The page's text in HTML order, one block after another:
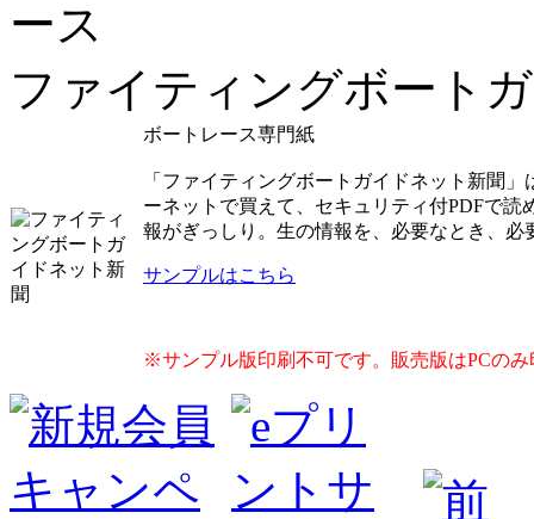
ファイティングボート
ボートレース専門紙
「ファイティングボートガイドネット新聞
ーネットで買えて、セキュリティ付PDFで
報がぎっしり。生の情報を、必要なとき、
サンプルはこちら
※サンプル版印刷不可です。販売版はPCの